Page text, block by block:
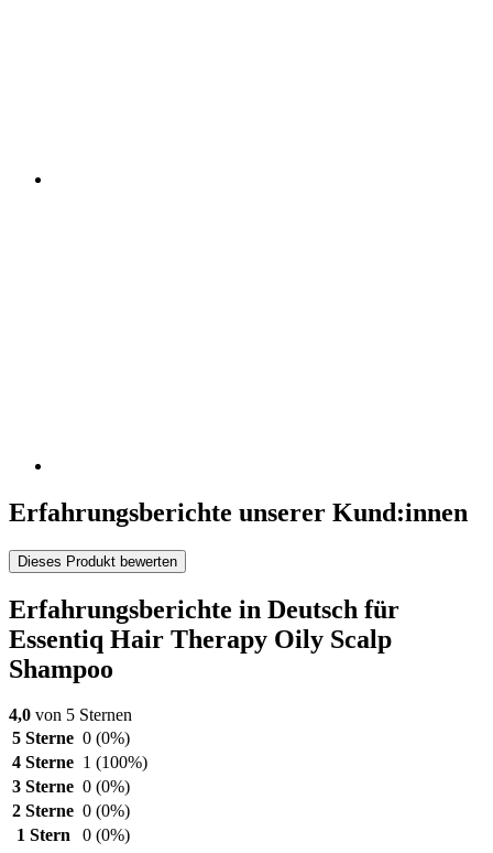
Erfahrungsberichte unserer Kund:innen
Dieses Produkt bewerten
Erfahrungsberichte in Deutsch für
Essentiq Hair Therapy Oily Scalp
Shampoo
4,0 von 5 Sternen
5 Sterne 0 (0%)
4 Sterne 1 (100%)
3 Sterne 0 (0%)
2 Sterne 0 (0%)
1 Stern
0 (0%)